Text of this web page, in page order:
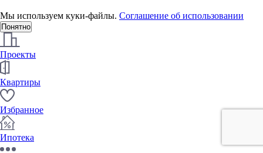
Мы используем куки-файлы. Соглашение об использовании
Понятно
Проекты
Квартиры
Избранное
Ипотека